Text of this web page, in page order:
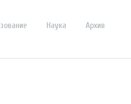
Наука Архив